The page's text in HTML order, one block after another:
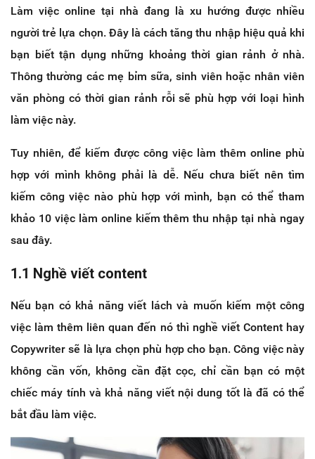
Làm việc online tại nhà đang là xu hướng được nhiều
người trẻ lựa chọn. Đây là cách tăng thu nhập hiệu quả khi
bạn biết tận dụng những khoảng thời gian rảnh ở nhà.
Thông thường các mẹ bỉm sữa, sinh viên hoặc nhân viên
văn phòng có thời gian rảnh rỗi sẽ phù hợp với loại hình
làm việc này.
Tuy nhiên, để kiếm được công việc làm thêm online phù
hợp với mình không phải là dễ. Nếu chưa biết nên tìm
kiếm công việc nào phù hợp với mình, bạn có thể tham
khảo 10 việc làm online kiếm thêm thu nhập tại nhà ngay
sau đây.
1.1 Nghề viết content
Nếu bạn có khả năng viết lách và muốn kiếm một công
việc làm thêm liên quan đến nó thì nghề viết Content hay
Copywriter sẽ là lựa chọn phù hợp cho bạn. Công việc này
không cần vốn, không cần đặt cọc, chỉ cần bạn có một
chiếc máy tính và khả năng viết nội dung tốt là đã có thể
bắt đầu làm việc.